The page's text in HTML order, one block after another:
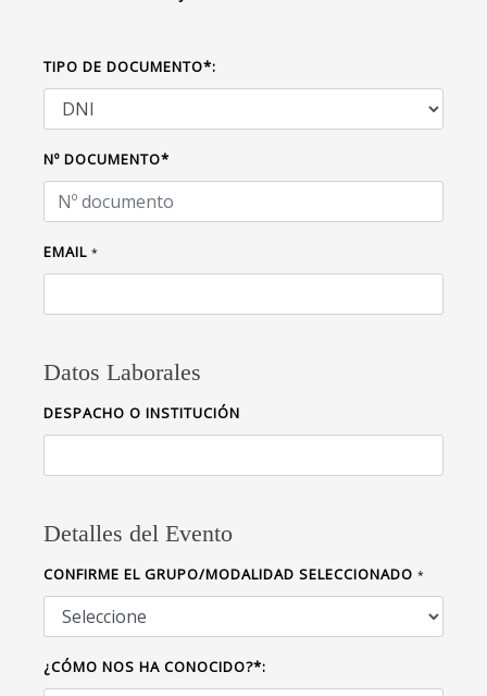
TIPO DE DOCUMENTO*:
Nº DOCUMENTO*
EMAIL *
Datos Laborales
DESPACHO O INSTITUCIÓN
Detalles del Evento
CONFIRME EL GRUPO/MODALIDAD SELECCIONADO *
¿CÓMO NOS HA CONOCIDO?*: